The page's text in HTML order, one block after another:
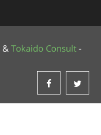
& Tokaido Consult -